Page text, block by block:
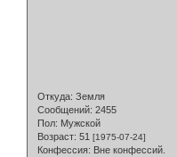
Откуда: Земля
Сообщений: 2455
Пол: Мужской
Возраст: 51 [1975-07-24]
Конфессия: Вне конфессий.